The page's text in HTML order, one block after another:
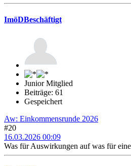
ImöDBeschäftigt
Junior Mitglied
Beiträge: 61
Gespeichert
Aw: Einkommensrunde 2026
#20
16.03.2026 00:09
Was für Auswirkungen auf was für